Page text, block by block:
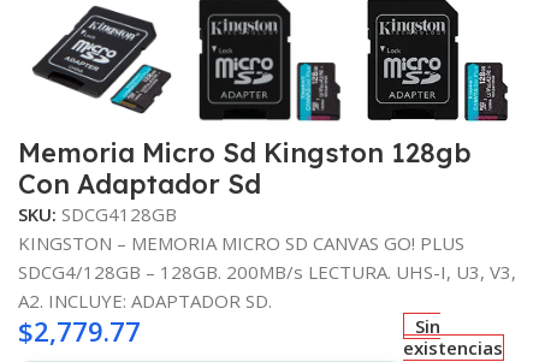
Memoria Micro Sd Kingston 128gb
Con Adaptador Sd
SKU: SDCG4128GB
KINGSTON – MEMORIA MICRO SD CANVAS GO! PLUS
SDCG4/128GB – 128GB. 200MB/s LECTURA. UHS-I, U3, V3,
A2. INCLUYE: ADAPTADOR SD.
$2,779.77
Sin
existencias